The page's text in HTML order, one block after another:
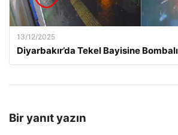
13/12/2025
Diyarbakır’da Tekel Bayisine Bombalı
Bir yanıt yazın